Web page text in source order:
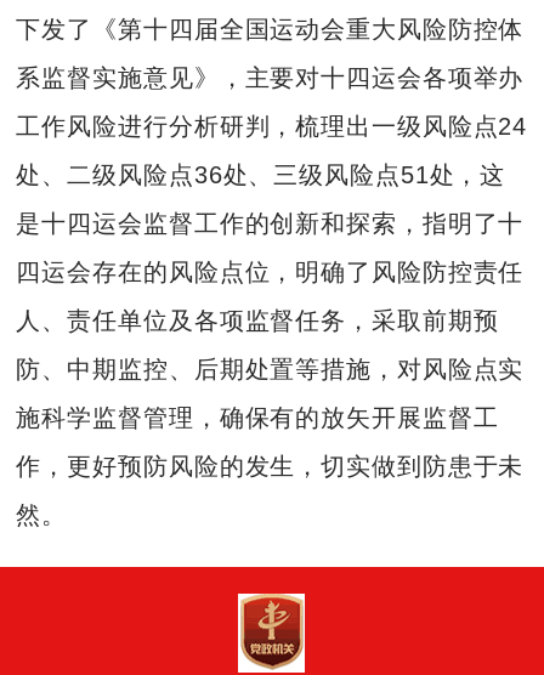
下发了《第十四届全国运动会重大风险防控体
系监督实施意见》，主要对十四运会各项举办
工作风险进行分析研判，梳理出一级风险点24
处、二级风险点36处、三级风险点51处，这
是十四运会监督工作的创新和探索，指明了十
四运会存在的风险点位，明确了风险防控责任
人、责任单位及各项监督任务，采取前期预
防、中期监控、后期处置等措施，对风险点实
施科学监督管理，确保有的放矢开展监督工
作，更好预防风险的发生，切实做到防患于未
然。